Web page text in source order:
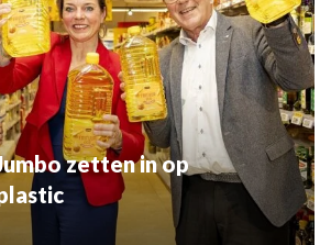
zetten in op